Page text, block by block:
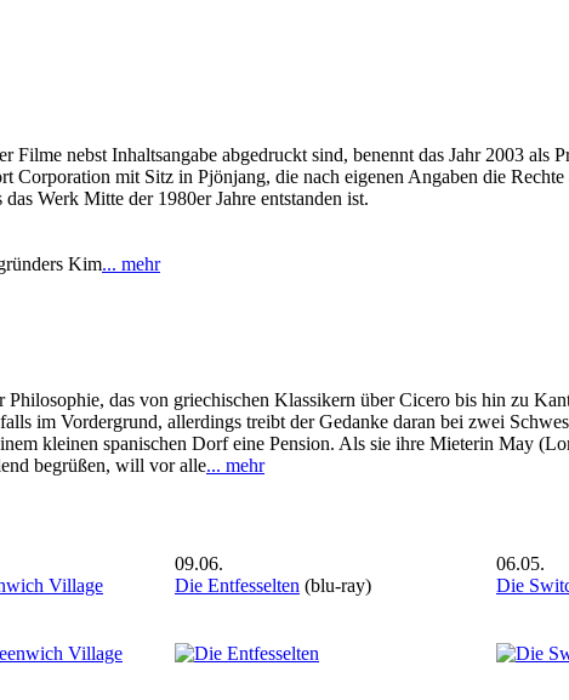
nebst Inhaltsangabe abgedruckt sind, benennt das Jahr 2003 als
mit Sitz in Pjönjang, die nach eigenen Angaben die
Werk Mitte der 1980er Jahre entstanden ist.
Kim... mehr
das von griechischen Klassikern über Cicero bis hin zu
im Vordergrund, allerdings treibt der Gedanke daran bei zwei
kleinen spanischen Dorf eine Pension. Als sie ihre Mieterin May
begrüßen, will vor alle... mehr
Village
09.06.
Die Entfesselten (blu-ray)
06.05.
Die